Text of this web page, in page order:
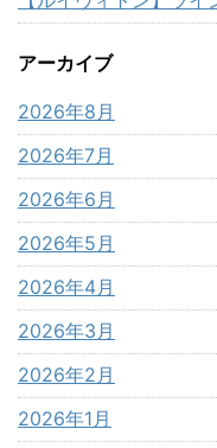
アーカイブ
2026年8月
2026年7月
2026年6月
2026年5月
2026年4月
2026年3月
2026年2月
2026年1月